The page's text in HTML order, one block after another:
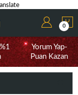
0
Yorum Yap-
Puan Kazan